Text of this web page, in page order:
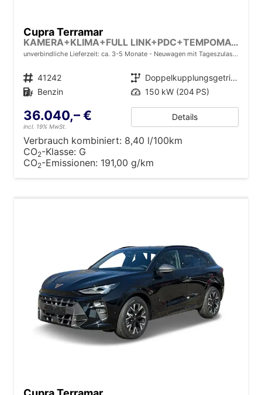
Cupra Terramar
KAMERA+KLIMA+FULL LINK+PDC+TEMPOMAT+LED+18" ALU
unverbindliche Lieferzeit: ca. 3-5 Monate Neuwagen mit Tageszulassung
Fahrzeugnr. 41242 Getriebe
Doppelkupplungsgetriebe (DSG)
Kraftstoff Benzin Leistung 150 kW (204 PS)
36.040,– €
incl. 19% MwSt.
Details
Verbrauch kombiniert: 8,40 l/100km
CO2-Klasse: G
CO2-Emissionen: 191,00 g/km